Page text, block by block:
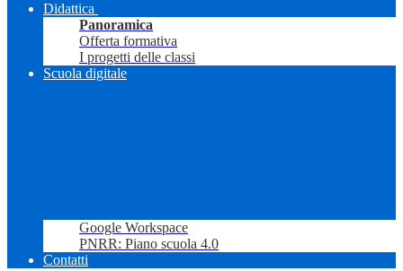
Didattica
Panoramica
Offerta formativa
I progetti delle classi
Scuola digitale
Google Workspace
PNRR: Piano scuola 4.0
Contatti